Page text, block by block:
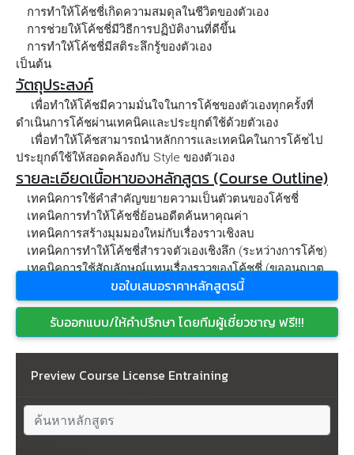
การทำให้โค้ชชี่เกิดความสมดุลในชีวิตของตัวเอง
การช่วยให้โค้ชชี่มีวิธีการปฏิบัติงานที่ดีขึ้น
การทำให้โค้ชชี่มีสติระลึกรู้ของตัวเอง
เป็นต้น
วัตถุประสงค์
เพื่อทำให้โค้ชมีความมั่นใจในการโค้ชของตัวเองทุกครั้งที่
ดำเนินการโค้ชผ่านเทคนิคและประยุกต์ใช้ด้วยตัวเอง
เพื่อทำให้โค้ชสามารถนำหลักการและเทคนิคในการโค้ชไป
ประยุกต์ใช้ให้สอดคล้องกับ Style ของตัวเอง
รายละเอียดเนื้อหาของหลักสูตร (Course Outline)
เทคนิคการใช้คำสำคัญขยายความเป็นตัวตนของโค้ชชี่
เทคนิคการทำให้โค้ชชี่ย้อนอดีตค้นหาคุณค่า
เทคนิคการสร้างมุมมองใหม่กับเรื่องราวเชิงลบ
เทคนิคการทำให้โค้ชชี่สำรวจตัวเองเชิงลึก (ระหว่างการโค้ช)
เทคนิคการใช้สัญลักษณ์แทนเรื่องราวของโค้ชชี่ (ขออนุญาต
เทคนิคการใช้จิตวิทยาเชิงบวกในการโค้ช
Workshop : การพัฒนาเทคนิคการโค้ชของตัวเอง
ขอใบเสนอราคาหลักสูตรนี้
รับออกแบบ/ให้คำปรึกษา โดยทีมผู้เชี่ยวชาญ ฟรี!!!
Preview Course License Entraining